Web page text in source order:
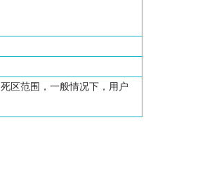
区范围，一般情况下，用户